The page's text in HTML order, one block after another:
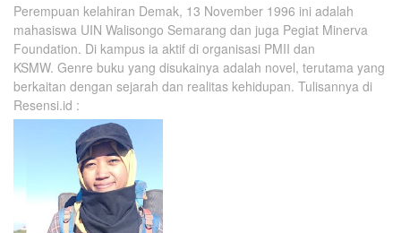
Perempuan kelahiran Demak, 13 November 1996 ini adalah
mahasiswa UIN Walisongo Semarang dan juga Pegiat Minerva
Foundation. Di kampus ia aktif di organisasi PMII dan
KSMW. Genre buku yang disukainya adalah novel, terutama yang
berkaitan dengan sejarah dan realitas kehidupan. Tulisannya di
Resensi.id :